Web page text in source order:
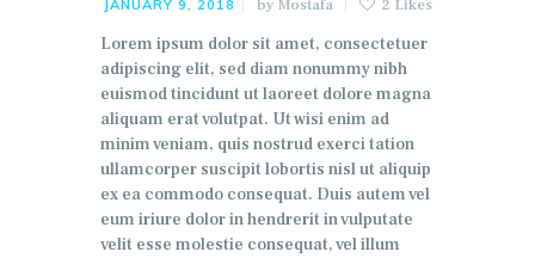
JANUARY 9, 2018 by Mostafa 2 Likes
Lorem ipsum dolor sit amet, consectetuer
adipiscing elit, sed diam nonummy nibh
euismod tincidunt ut laoreet dolore magna
aliquam erat volutpat. Ut wisi enim ad
minim veniam, quis nostrud exerci tation
ullamcorper suscipit lobortis nisl ut aliquip
ex ea commodo consequat. Duis autem vel
eum iriure dolor in hendrerit in vulputate
velit esse molestie consequat, vel illum